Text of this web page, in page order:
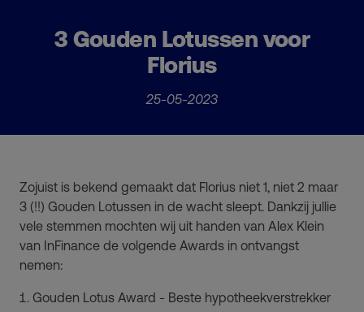
3 Gouden Lotussen voor
Florius
25-05-2023
Zojuist is bekend gemaakt dat Florius niet 1, niet 2 maar
3 (!!) Gouden Lotussen in de wacht sleept. Dankzij jullie
vele stemmen mochten wij uit handen van Alex Klein
van InFinance de volgende Awards in ontvangst
nemen:
Gouden Lotus Award - Beste hypotheekverstrekker